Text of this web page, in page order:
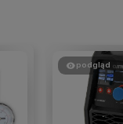
podgląd